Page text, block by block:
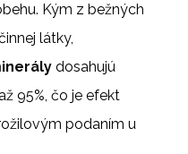
Kým z bežných
látky,
dosahujú
95%, čo je efekt
podaním u